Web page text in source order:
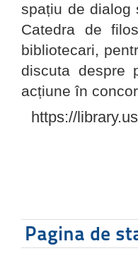
spațiu de dialog
Catedra de
bibliotecari,
discuta despre
acțiune în
https://
Pagina de